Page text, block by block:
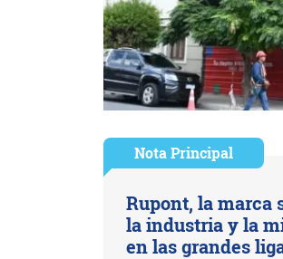
Nota Principal
Rupont, la marca
la industria y la
en las grandes